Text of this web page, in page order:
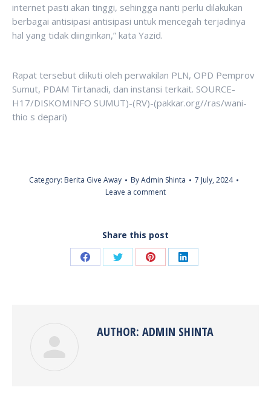
internet pasti akan tinggi, sehingga nanti perlu dilakukan
berbagai antisipasi antisipasi untuk mencegah terjadinya
hal yang tidak diinginkan,” kata Yazid.
Rapat tersebut diikuti oleh perwakilan PLN, OPD Pemprov
Sumut, PDAM Tirtanadi, dan instansi terkait. SOURCE-
H17/DISKOMINFO SUMUT)-(RV)-(pakkar.org//ras/wani-
thio s depari)
Category: Berita Give Away ByAdmin Shinta
7 July, 2024
Leave a comment
Share this post
Share Share Share Share
AUTHOR: ADMIN SHINTA